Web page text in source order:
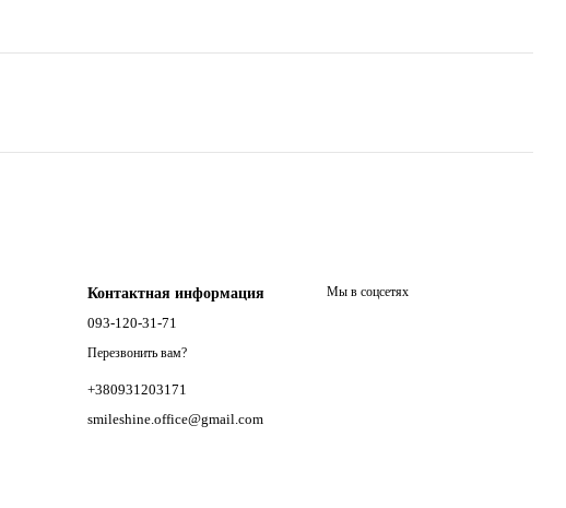
Контактная информация
093-120-31-71
Перезвонить вам?
+380931203171
smileshine.office@gmail.com
Мы в соцсетях